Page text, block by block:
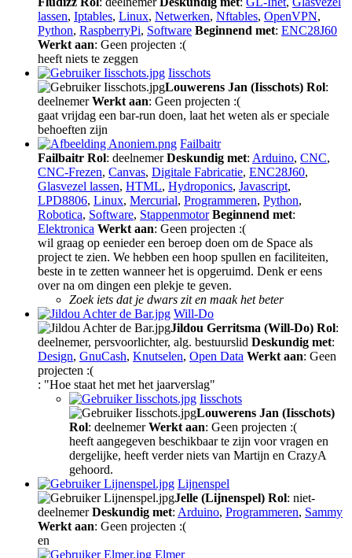
lassen, Iptables, Linux, Netwerken, Nftables, OpenVPN,
Python, RaspberryPi, Software Beginnend met: ENC28J60
Werkt aan: Geen projecten :(
heeft niets te zeggen
Iisschots
Louwerens Jan (Iisschots) Rol:
deelnemerWerkt aan: Geen projecten :(
gaat vrijdag een bar-run doen, laat het weten als er speciale
behoeften zijn
Failbaitr
Failbaitr Rol: deelnemerDeskundig met: Arduino, CNC,
CNC-Frezen, Canvas, Digitale Fabricatie, ENC28J60,
Glasvezel lassen, HTML, Hydroponics, Javascript,
LPD8806, Linux, Mercurial, Programmeren, Python,
Robotica, Software, Stappenmotor Beginnend met:
Elektronica Werkt aan: Geen projecten :(
wil graag op eenieder een beroep doen om de Space als
project te zien. We hebben een hoop spullen en faciliteiten,
beste in te zetten wanneer het is opgeruimd. Denk er eens
over na om dingen een plekje te geven.
Zoek iets dat je dwars zit en maak het beter
Will-Do
Jildou Gerritsma (Will-Do) Rol:
deelnemer, persvoorlichter, alg. bestuurslid Deskundig met:
Design, GnuCash, Knutselen, Open Data Werkt aan: Geen
projecten :(
: "Hoe staat het met het jaarverslag"
Iisschots
Louwerens Jan (Iisschots)
Rol: deelnemerWerkt aan: Geen projecten :(
heeft aangegeven beschikbaar te zijn voor vragen en
dergelijke, heeft verder niets van Martijn en CrazyA
gehoord.
Lijnenspel
Jelle (Lijnenspel) Rol: niet-
deelnemerDeskundig met: Arduino, Programmeren, Sammy
Werkt aan: Geen projecten :(
en
Elmer